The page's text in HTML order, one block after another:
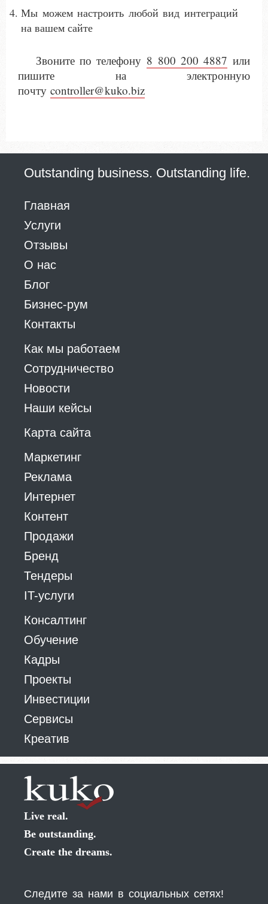
Мы можем настроить любой вид интеграций
на вашем сайте
Звоните по телефону 8 800 200 4887 или
пишите на электронную
почту controller@kuko.biz
Outstanding business. Outstanding life.
Главная
Услуги
Отзывы
О нас
Блог
Бизнес-рум
Контакты
Как мы работаем
Сотрудничество
Новости
Наши кейсы
Карта сайта
Маркетинг
Реклама
Интернет
Контент
Продажи
Бренд
Тендеры
IT-услуги
Консалтинг
Обучение
Кадры
Проекты
Инвестиции
Сервисы
Креатив
Live real.
Be outstanding.
Create the dreams.
Следите за нами в социальных сетях!